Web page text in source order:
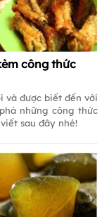
công thức
và được biết đến với
những công thức
sau đây nhé!